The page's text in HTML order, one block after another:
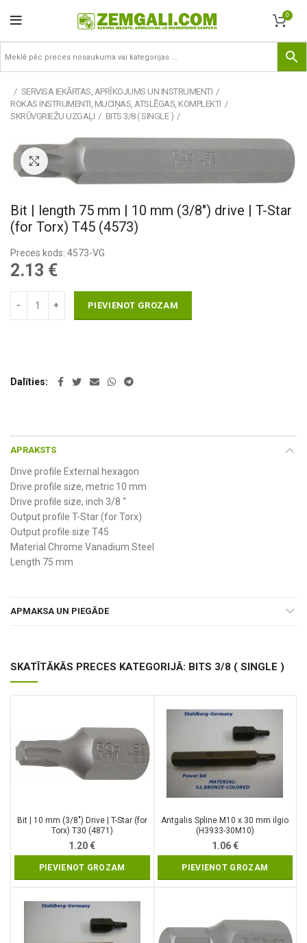
0
SERVISA IEKĀRTAS, APRĪKOJUMS UN INSTRUMENTI
ROKAS INSTRUMENTI, MUCIŅAS, ATSLĒGAS, KOMPLEKTI
SKRŪVGRIEŽU UZGAĻI
BITS 3/8 ( SINGLE )
Pietuvināt
Bit | length 75 mm | 10 mm (3/8″) drive | T-Star
(for Torx) T45 (4573)
Preces kods: 4573-VG
2.13 €
PIEVIENOT GROZAM
Dalīties
APRAKSTS
Drive profile External hexagon
Drive profile size, metric 10 mm
Drive profile size, inch 3/8 “
Output profile T-Star (for Torx)
Output profile size T45
Material Chrome Vanadium Steel
Length 75 mm
APMAKSA UN PIEGĀDE
SKATĪTĀKĀS PRECES KATEGORIJĀ: BITS 3/8 ( SINGLE )
Bit | 10 mm (3/8″) Drive | T-Star (for
Torx) T30 (4871)
1.20€
PIEVIENOT GROZAM
Antgalis Spline M10 x 30 mm ilgio
(H3933-30M10)
1.06€
PIEVIENOT GROZAM